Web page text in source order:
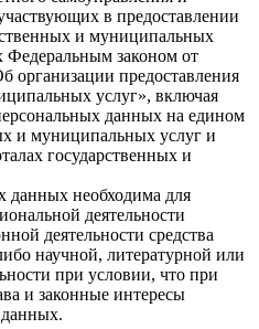
в предоставлении
и муниципальных
Федеральным законом от
предоставления
услуг», включая
данных на едином
и муниципальных услуг и
государственных и
данных необходима для
деятельности
деятельности средства
научной, литературной или
при условии, что при
и законные интересы
данных.